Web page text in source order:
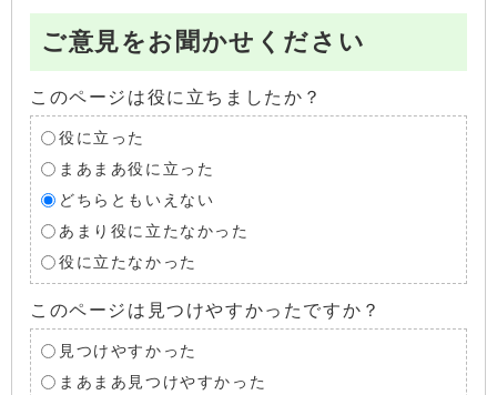
ご意見をお聞かせください
このページは役に立ちましたか？
役に立った
まあまあ役に立った
どちらともいえない
あまり役に立たなかった
役に立たなかった
このページは見つけやすかったですか？
見つけやすかった
まあまあ見つけやすかった